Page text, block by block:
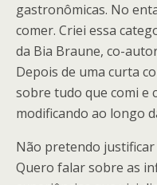
gastronômicas. No
comer. Criei essa
da Bia Braune, co-
Depois de uma curta
sobre tudo que comi e
modificando ao longo
Não pretendo
Quero falar sobre as